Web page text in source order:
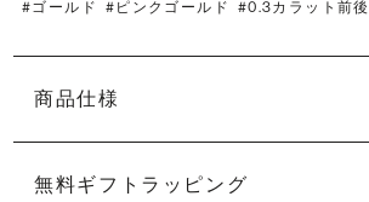
#ゴールド #ピンクゴールド #0.3カラット前後
商品仕様
無料ギフトラッピング